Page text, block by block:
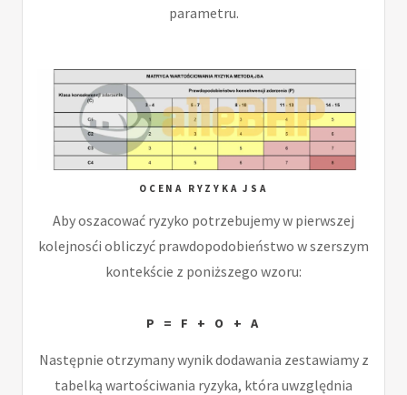
parametru.
OCENA RYZYKA JSA
Aby oszacować ryzyko potrzebujemy w pierwszej
kolejnosći obliczyć prawdopodobieństwo w szerszym
kontekście z poniższego wzoru:
P = F + O + A
Następnie otrzymany wynik dodawania zestawiamy z
tabelką wartościwania ryzyka, która uwzględnia